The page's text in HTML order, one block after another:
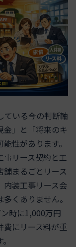
ている今の判断軸
金」と「将来のキ
性があります。
事リース契約と工
まるごとリース
内装工事リース会
くありません。
時に1,000万円
費にリース料が重